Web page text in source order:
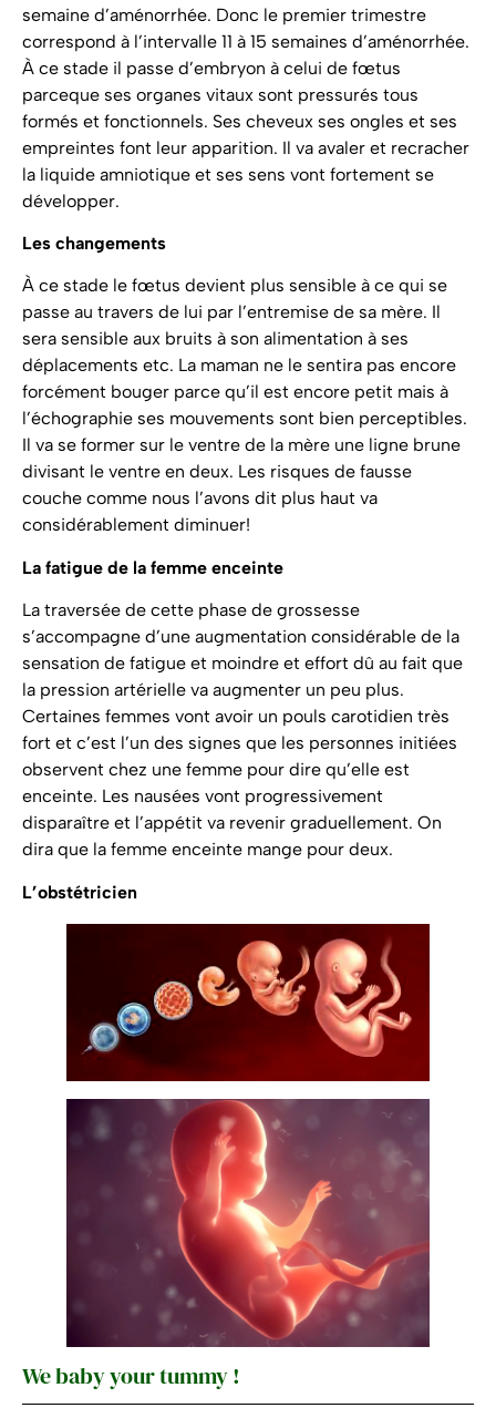
semaine d’aménorrhée. Donc le premier trimestre
correspond à l’intervalle 11 à 15 semaines d’aménorrhée.
À ce stade il passe d’embryon à celui de fœtus
parceque ses organes vitaux sont pressurés tous
formés et fonctionnels. Ses cheveux ses ongles et ses
empreintes font leur apparition. Il va avaler et recracher
la liquide amniotique et ses sens vont fortement se
développer.
Les changements
À ce stade le fœtus devient plus sensible à ce qui se
passe au travers de lui par l’entremise de sa mère. Il
sera sensible aux bruits à son alimentation à ses
déplacements etc. La maman ne le sentira pas encore
forcément bouger parce qu’il est encore petit mais à
l’échographie ses mouvements sont bien perceptibles.
Il va se former sur le ventre de la mère une ligne brune
divisant le ventre en deux. Les risques de fausse
couche comme nous l’avons dit plus haut va
considérablement diminuer!
La fatigue de la femme enceinte
La traversée de cette phase de grossesse
s’accompagne d’une augmentation considérable de la
sensation de fatigue et moindre et effort dû au fait que
la pression artérielle va augmenter un peu plus.
Certaines femmes vont avoir un pouls carotidien très
fort et c’est l’un des signes que les personnes initiées
observent chez une femme pour dire qu’elle est
enceinte. Les nausées vont progressivement
disparaître et l’appétit va revenir graduellement. On
dira que la femme enceinte mange pour deux.
L’obstétricien
We baby your tummy !